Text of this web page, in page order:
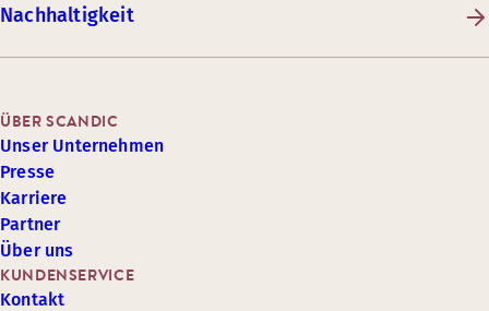
Nachhaltigkeit
KUNDENSERVICE
Kontakt
ÜBER SCANDIC
Unser Unternehmen
Presse
Karriere
Partner
Über uns